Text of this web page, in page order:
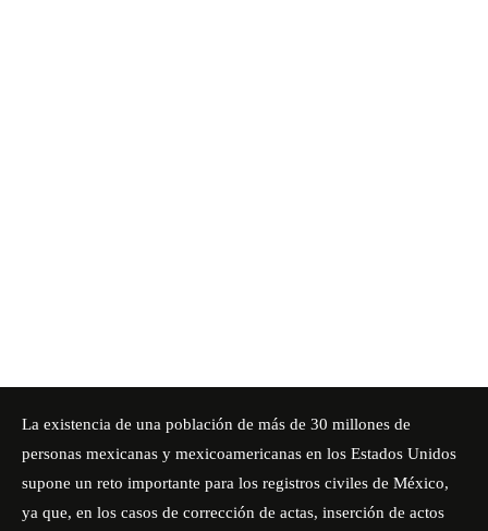
La existencia de una población de más de 30 millones de
personas mexicanas y mexicoamericanas en los Estados Unidos
supone un reto importante para los registros civiles de México,
ya que, en los casos de corrección de actas, inserción de actos